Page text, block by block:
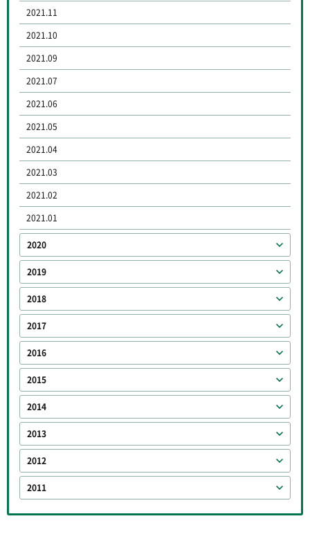
2021.11
2021.10
2021.09
2021.07
2021.06
2021.05
2021.04
2021.03
2021.02
2021.01
2020
2019
2018
2017
2016
2015
2014
2013
2012
2011